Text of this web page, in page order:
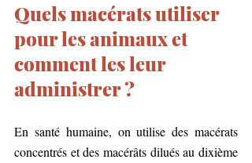
Quels macérats utiliser
pour les animaux et
comment les leur
administrer ?
En santé humaine, on utilise des macérats
concentrés et des macérâts dilués au dixième